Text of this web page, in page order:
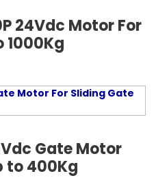
24Vdc Motor For
1000Kg
Gate Motor
to 400Kg